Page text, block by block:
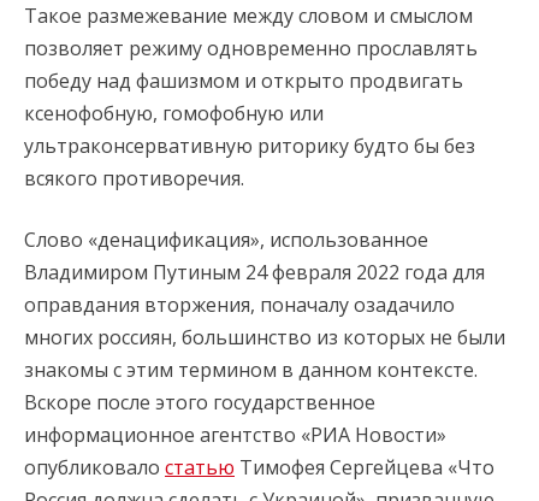
Такое размежевание между словом и смыслом
позволяет режиму одновременно прославлять
победу над фашизмом и открыто продвигать
ксенофобную, гомофобную или
ультраконсервативную риторику будто бы без
всякого противоречия.
Слово «денацификация», использованное
Владимиром Путиным 24 февраля 2022 года для
оправдания вторжения, поначалу озадачило
многих россиян, большинство из которых не были
знакомы с этим термином в данном контексте.
Вскоре после этого государственное
информационное агентство «РИА Новости»
опубликовало статью Тимофея Сергейцева «Что